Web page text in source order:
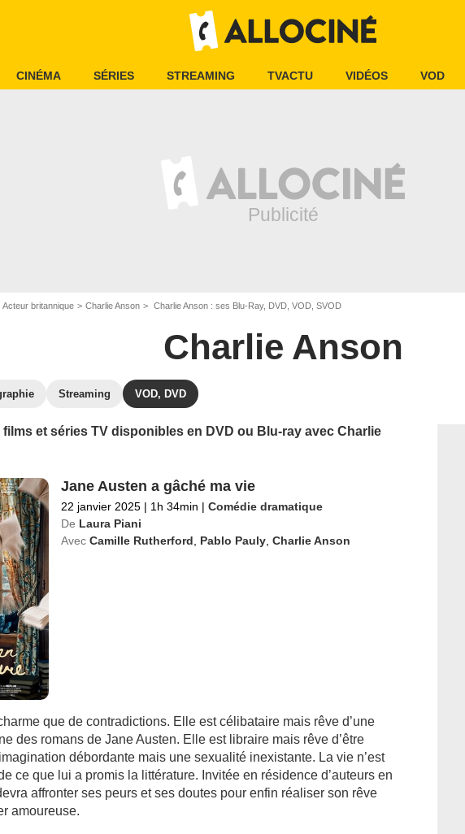
CINÉMA SÉRIES STREAMING TVACTU VIDÉOS VOD
Acteur britannique Charlie Anson Charlie Anson : ses Blu-Ray, DVD, VOD, SVOD
Charlie Anson
Streaming VOD, DVD
et séries TV disponibles en DVD ou Blu-ray avec Charlie
Jane Austen a gâché ma vie
22 janvier 2025 | 1h 34min | Comédie dramatique
De Laura Piani
Avec Camille Rutherford Pablo Pauly, Charlie Anson
que de contradictions. Elle est célibataire mais rêve d’une
des romans de Jane Austen. Elle est libraire mais rêve d’être
débordante mais une sexualité inexistante. La vie n’est
ce que lui a promis la littérature. Invitée en résidence d’auteurs en
affronter ses peurs et ses doutes pour enfin réaliser son rêve
amoureuse.